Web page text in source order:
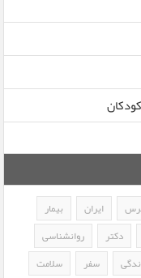
ایران
بیمار
دکتر
روانشناسی
سفر
سلامت